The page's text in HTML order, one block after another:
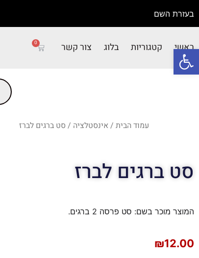
פתח סרגל נגישות
בעזרת השם
ראשי קטגוריות בלוג צור קשר 0
עמוד הבית / אינסטלציה / סט ברגים לברז
סט ברגים לברז
המוצר מוכר בשם: סט פרסה 2 ברגים.
₪12.00